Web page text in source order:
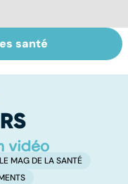
des
: que
?
santé
LE MAG DE LA SANTÉ